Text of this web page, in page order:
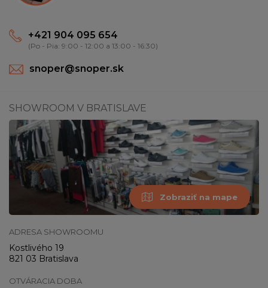
+421 904 095 654
(Po - Pia: 9:00 - 12:00 a 13:00 - 16:30)
snoper@snoper.sk
SHOWROOM V BRATISLAVE
Zobraziť na mape
ADRESA SHOWROOMU
Kostlivého 19
821 03 Bratislava
OTVÁRACIA DOBA